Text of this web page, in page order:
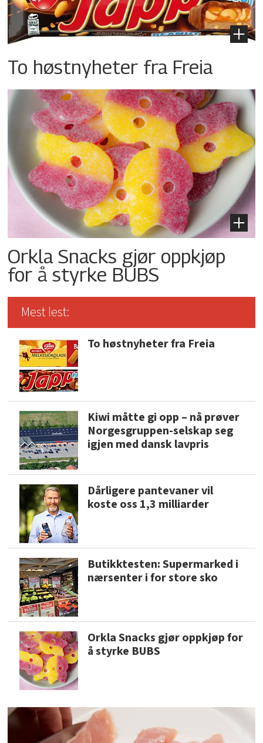
To høstnyheter fra Freia
Orkla Snacks gjør oppkjøp
for å styrke BUBS
Mest lest:
To høstnyheter fra Freia
Kiwi måtte gi opp – nå prøver
Norgesgruppen-selskap seg
igjen med dansk lavpris
Dårligere pantevaner vil
koste oss 1,3 milliarder
Butikktesten: Supermarked i
nærsenter i for store sko
Orkla Snacks gjør oppkjøp for
å styrke BUBS